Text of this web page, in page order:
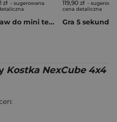
zł - sugerowana
Zestaw do mini tenisa Sunsport
119,90 zł -
cena detaliczna
Gra 5 sekund
Kostka NexCube 4x4